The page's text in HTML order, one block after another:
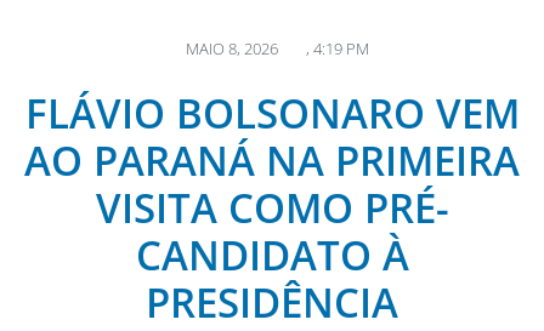
MAIO 8, 2026 , 4:19 PM
FLÁVIO BOLSONARO VEM
AO PARANÁ NA PRIMEIRA
VISITA COMO PRÉ-
CANDIDATO À
PRESIDÊNCIA